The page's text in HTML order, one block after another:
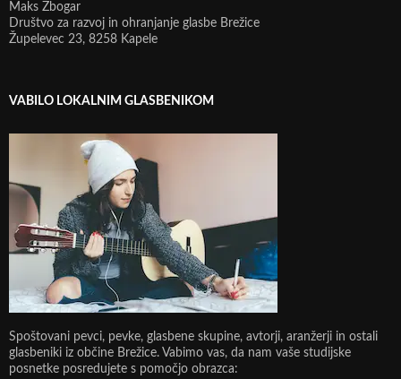
Maks Žbogar
Društvo za razvoj in ohranjanje glasbe Brežice
Župelevec 23, 8258 Kapele
VABILO LOKALNIM GLASBENIKOM
Spoštovani pevci, pevke, glasbene skupine, avtorji, aranžerji in ostali
glasbeniki iz občine Brežice. Vabimo vas, da nam vaše studijske
posnetke posredujete s pomočjo obrazca: